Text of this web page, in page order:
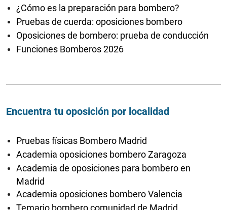
¿Cómo es la preparación para bombero?
Pruebas de cuerda: oposiciones bombero
Oposiciones de bombero: prueba de conducción
Funciones Bomberos 2026
Encuentra tu oposición por localidad
Pruebas físicas Bombero Madrid
Academia oposiciones bombero Zaragoza
Academia de oposiciones para bombero en
Madrid
Academia oposiciones bombero Valencia
Temario bombero comunidad de Madrid